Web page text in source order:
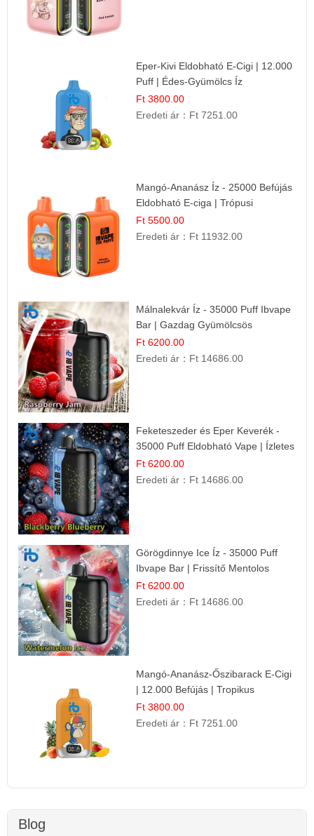
Eper-Kivi Eldobható E-Cigi | 12.000
Puff | Édes-Gyümölcs Íz
Ft 3800.00
Eredeti ár： Ft 7251.00
Mangó-Ananász Íz - 25000 Befújás
Eldobható E-ciga | Trópusi
Gyümölcs Élmény!
Ft 5500.00
Eredeti ár： Ft 11932.00
Málnalekvár Íz - 35000 Puff Ibvape
Bar | Gazdag Gyümölcsös
Ízélmény!
Ft 6200.00
Eredeti ár： Ft 14686.00
Feketeszeder és Eper Keverék -
35000 Puff Eldobható Vape | Ízletes
Gyümölcsökombináció!
Ft 6200.00
Eredeti ár： Ft 14686.00
Görögdinnye Ice Íz - 35000 Puff
Ibvape Bar | Frissítő Mentolos
Élmény!
Ft 6200.00
Eredeti ár： Ft 14686.00
Mangó-Ananász-Őszibarack E-Cigi
| 12.000 Befújás | Tropikus
Gyümölcs Íz
Ft 3800.00
Eredeti ár： Ft 7251.00
Blog